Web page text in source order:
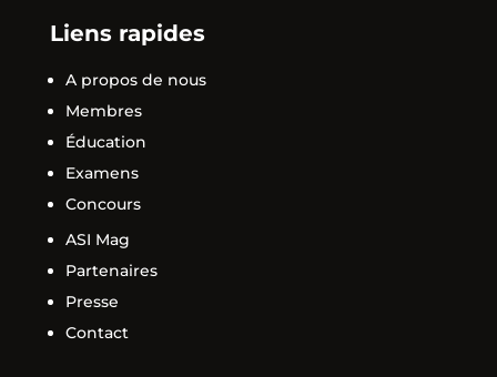
Liens rapides
A propos de nous
Membres
Éducation
Examens
Concours
ASI Mag
Partenaires
Presse
Contact